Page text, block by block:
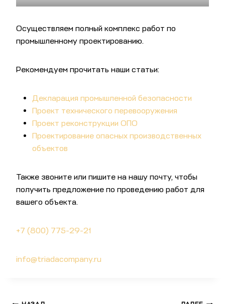
Осуществляем полный комплекс работ по
промышленному проектированию.
Рекомендуем прочитать наши статьи:
Декларация промышленной безопасности
Проект технического перевооружения
Проект реконструкции ОПО
Проектирование опасных производственных
объектов
Также звоните или пишите на нашу почту, чтобы
получить предложение по проведению работ для
вашего объекта.
+7 (800) 775-29-21
info@triadacompany.ru